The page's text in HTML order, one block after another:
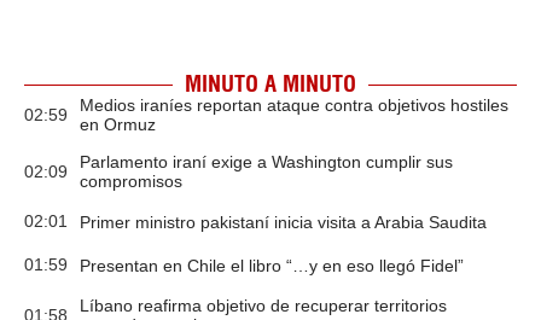
MINUTO A MINUTO
02:59
Medios iraníes reportan ataque contra objetivos hostiles
en Ormuz
02:09
Parlamento iraní exige a Washington cumplir sus
compromisos
02:01 Primer ministro pakistaní inicia visita a Arabia Saudita
01:59 Presentan en Chile el libro “…y en eso llegó Fidel”
01:58
Líbano reafirma objetivo de recuperar territorios